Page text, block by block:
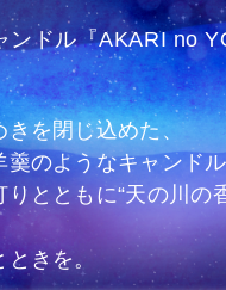
ンドル『AKARI no
きを閉じ込めた、
羹のようなキャンド
とともに“天の川の
ときを。